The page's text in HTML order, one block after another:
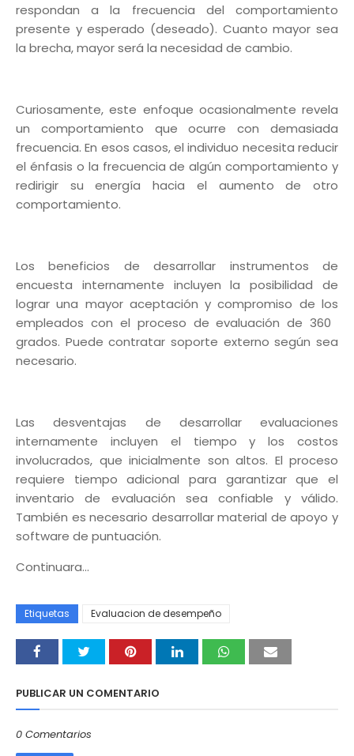
respondan a la frecuencia del comportamiento
presente y esperado (deseado). Cuanto mayor sea
la brecha, mayor será la necesidad de cambio.
Curiosamente, este enfoque ocasionalmente revela
un comportamiento que ocurre con demasiada
frecuencia. En esos casos, el individuo necesita reducir
el énfasis o la frecuencia de algún comportamiento y
redirigir su energía hacia el aumento de otro
comportamiento.
Los beneficios de desarrollar instrumentos de
encuesta internamente incluyen la posibilidad de
lograr una mayor aceptación y compromiso de los
empleados con el proceso de evaluación de 360 ​​
grados. Puede contratar soporte externo según sea
necesario.
Las desventajas de desarrollar evaluaciones
internamente incluyen el tiempo y los costos
involucrados, que inicialmente son altos. El proceso
requiere tiempo adicional para garantizar que el
inventario de evaluación sea confiable y válido.
También es necesario desarrollar material de apoyo y
software de puntuación.
Continuara...
Etiquetas Evaluacion de desempeño
PUBLICAR UN COMENTARIO
0 Comentarios